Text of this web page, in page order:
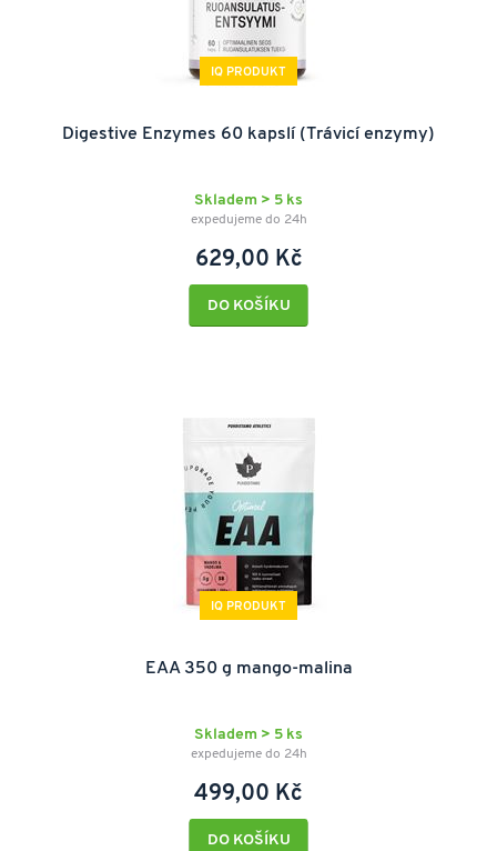
IQ PRODUKT
Digestive Enzymes 60 kapslí (Trávicí enzymy)
Skladem > 5 ks
expedujeme do 24h
629,00 Kč
DO KOŠÍKU
IQ PRODUKT
EAA 350 g mango-malina
Skladem > 5 ks
expedujeme do 24h
499,00 Kč
DO KOŠÍKU